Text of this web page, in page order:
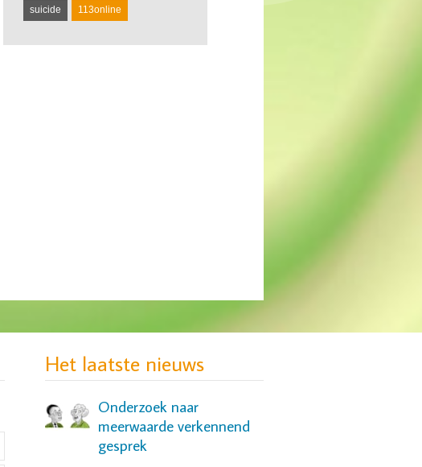
suicide 113online
Het laatste nieuws
MIND: gebrek aan
passende zorg voor groep
Onderzoek naar
meerwaarde verkennend
gesprek